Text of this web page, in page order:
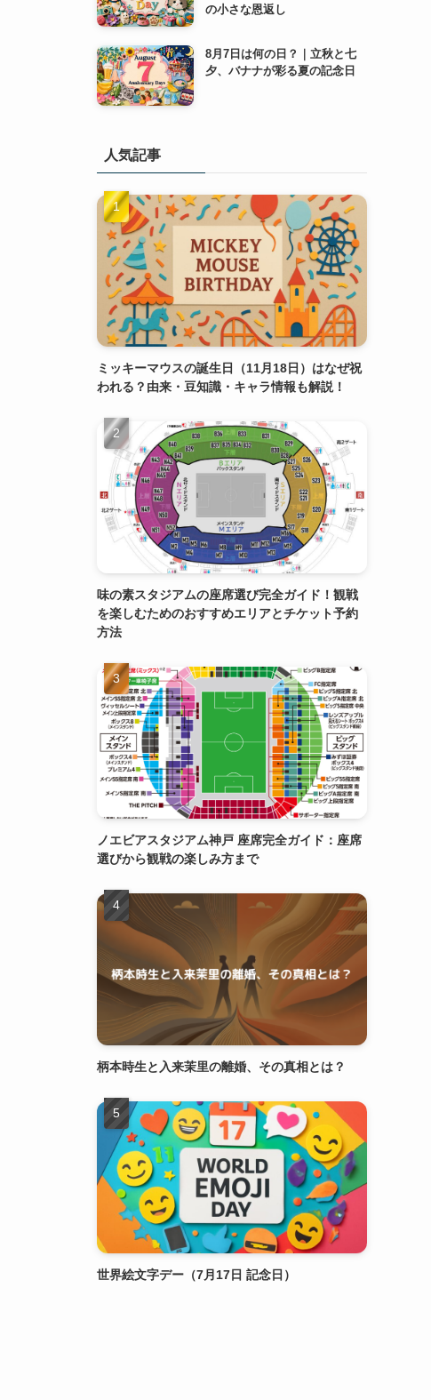
の小さな恩返し
8月7日は何の日？｜立秋と七
夕、バナナが彩る夏の記念日
人気記事
ミッキーマウスの誕生日（11月18日）はなぜ祝
われる？由来・豆知識・キャラ情報も解説！
味の素スタジアムの座席選び完全ガイド！観戦
を楽しむためのおすすめエリアとチケット予約
方法
ノエビアスタジアム神戸 座席完全ガイド：座席
選びから観戦の楽しみ方まで
柄本時生と入来茉里の離婚、その真相とは？
世界絵文字デー（7月17日 記念日）